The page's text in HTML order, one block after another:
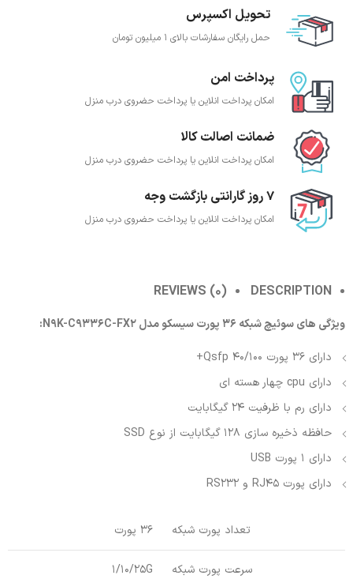
تحویل اکسپرس
حمل رایگان سفارشات بالای 1 میلیون تومان
پرداخت امن
امکان پرداخت انلاین یا پرداخت حضروی درب منزل
ضمانت اصالت کالا
امکان پرداخت انلاین یا پرداخت حضروی درب منزل
7 روز گارانتی بازگشت وجه
امکان پرداخت انلاین یا پرداخت حضروی درب منزل
DESCRIPTION
REVIEWS (0)
ویژگی های سوئیچ شبکه 36 پورت سیسکو مدل N9K-C9336C-FX2:
دارای 36 پورت 40/100 Qsfp+
دارای cpu چهار هسته ای
دارای رم با ظرفیت 24 گیگابایت
حافظه ذخیره سازی 128 گیگابایت از نوع SSD
دارای 1 پورت USB
دارای پورت RJ45 و RS232
تعداد پورت شبکه 36 پورت
سرعت پورت شبکه 1/10/25G